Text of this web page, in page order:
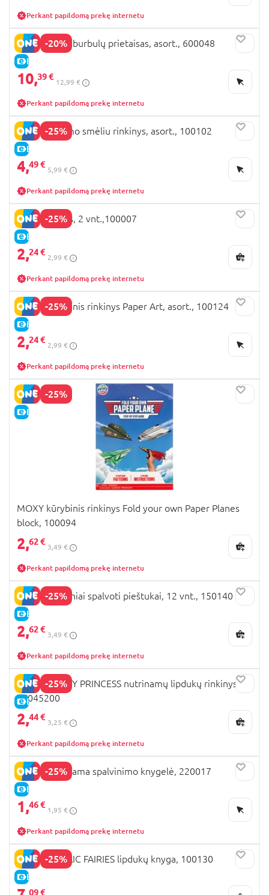
Perkant papildomą prekę internetu
-20%
E-KAINA
MOXY muilo burbulų prietaisas, asort., 600048
10,39 €
12,99 €
Perkant papildomą prekę internetu
-25%
E-KAINA
MOXY piešimo smėliu rinkinys, asort., 100102
4,49 €
5,99 €
Perkant papildomą prekę internetu
-25%
E-KAINA
MOXY žirklės, 2 vnt.,100007
2,24 €
2,99 €
Perkant papildomą prekę internetu
-25%
E-KAINA
MOXY kūrybinis rinkinys Paper Art, asort., 100124
2,24 €
2,99 €
Perkant papildomą prekę internetu
-25%
E-KAINA
MOXY kūrybinis rinkinys Fold your own Paper Planes
block, 100094
2,62 €
3,49 €
Perkant papildomą prekę internetu
-25%
E-KAINA
MOXY neoniniai spalvoti pieštukai, 12 vnt., 150140
2,62 €
3,49 €
Perkant papildomą prekę internetu
-25%
E-KAINA
MOXY DISNEY PRINCESS nutrinamų lipdukų rinkinys,
TT045200
2,44 €
3,25 €
Perkant papildomą prekę internetu
-25%
E-KAINA
MOXY nutrinama spalvinimo knygelė, 220017
1,46 €
1,95 €
Perkant papildomą prekę internetu
-25%
E-KAINA
MOXY MOSAIC FAIRIES lipdukų knyga, 100130
09 €